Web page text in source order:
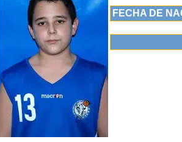
FECHA DE